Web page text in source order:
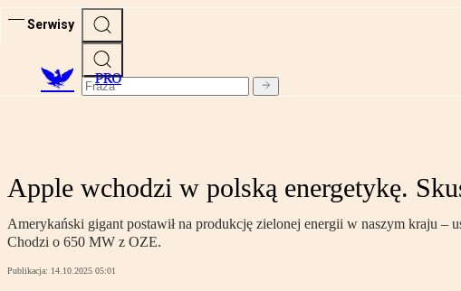
Serwisy
PRO
Apple wchodzi w polską energetykę.
Amerykański gigant postawił na produkcję zielonej energii w naszym kraju –
Chodzi o 650 MW z OZE.
Publikacja: 14.10.2025 05:01